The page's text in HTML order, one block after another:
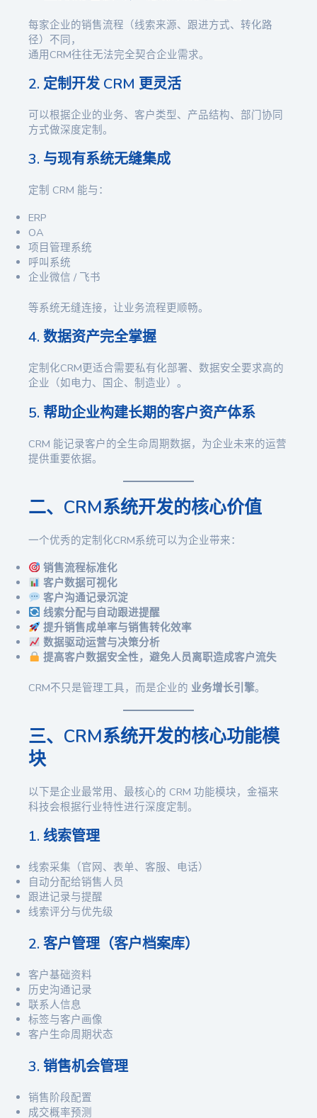
每家企业的销售流程（线索来源、跟进方式、转化路
径）不同，
通用CRM往往无法完全契合企业需求。
2. 定制开发 CRM 更灵活
可以根据企业的业务、客户类型、产品结构、部门协同
方式做深度定制。
3. 与现有系统无缝集成
定制 CRM 能与：
ERP
OA
项目管理系统
呼叫系统
企业微信 / 飞书
等系统无缝连接，让业务流程更顺畅。
4. 数据资产完全掌握
定制化CRM更适合需要私有化部署、数据安全要求高的
企业（如电力、国企、制造业）。
5. 帮助企业构建长期的客户资产体系
CRM 能记录客户的全生命周期数据，为企业未来的运营
提供重要依据。
二、CRM系统开发的核心价值
一个优秀的定制化CRM系统可以为企业带来：
销售流程标准化
客户数据可视化
客户沟通记录沉淀
线索分配与自动跟进提醒
提升销售成单率与销售转化效率
数据驱动运营与决策分析
提高客户数据安全性，避免人员离职造成客户流失
CRM不只是管理工具，而是企业的 业务增长引擎。
三、CRM系统开发的核心功能模
块
以下是企业最常用、最核心的 CRM 功能模块，金福来
科技会根据行业特性进行深度定制。
1. 线索管理
线索采集（官网、表单、客服、电话）
自动分配给销售人员
跟进记录与提醒
线索评分与优先级
2. 客户管理（客户档案库）
客户基础资料
历史沟通记录
联系人信息
标签与客户画像
客户生命周期状态
3. 销售机会管理
销售阶段配置
成交概率预测